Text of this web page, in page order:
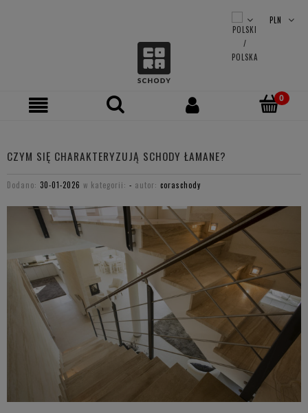
CZYM SIĘ CHARAKTERYZUJĄ SCHODY ŁAMANE?
Dodano: 30-01-2026 w kategorii: - autor: coraschody